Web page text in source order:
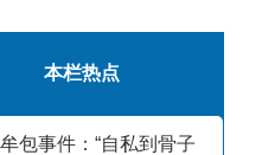
本栏热点
包事件：“自私到骨子